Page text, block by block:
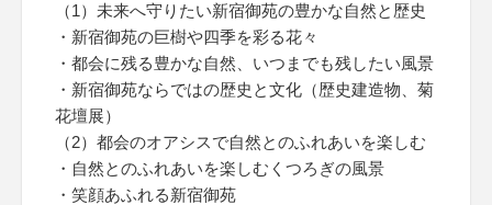
（1）未来へ守りたい新宿御苑の豊かな自然と歴史
・新宿御苑の巨樹や四季を彩る花々
・都会に残る豊かな自然、いつまでも残したい風景
・新宿御苑ならではの歴史と文化（歴史建造物、菊
花壇展）
（2）都会のオアシスで自然とのふれあいを楽しむ
・自然とのふれあいを楽しむくつろぎの風景
・笑顔あふれる新宿御苑